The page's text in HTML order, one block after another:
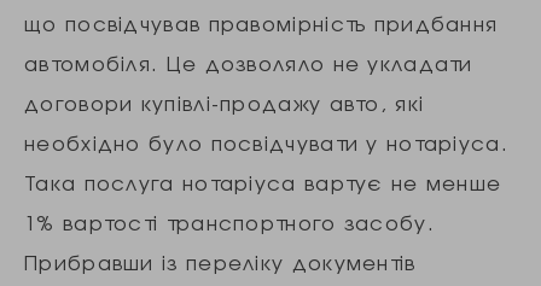
що посвідчував правомірність придбання
автомобіля. Це дозволяло не укладати
договори купівлі-продажу авто, які
необхідно було посвідчувати у нотаріуса.
Така послуга нотаріуса вартує не менше
1% вартості транспортного засобу.
Прибравши із переліку документів